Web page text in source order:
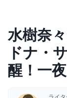
水樹奈
ドナ・
醒！一